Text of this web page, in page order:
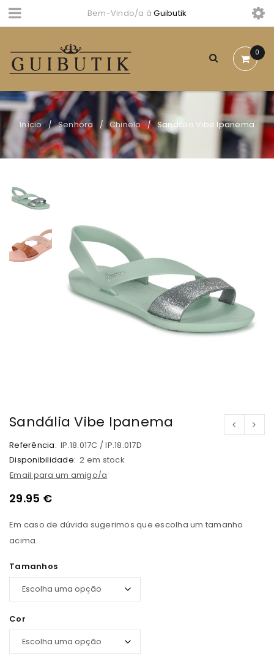
Bem-Vindo/a àGuibutik
0
Início / Senhora / Chinelo / Sandália Vibe Ipanema
Sandália Vibe Ipanema
Referência: IP.18.017C / IP.18.017D
Disponibilidade: 2 em stock
Email para um amigo/a
29.95 €
Em caso de dúvida sugerimos que escolha um tamanho
acima.
Tamanhos
Cor